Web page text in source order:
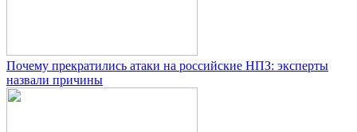
Почему прекратились атаки на российские НПЗ: эксперты
назвали причины